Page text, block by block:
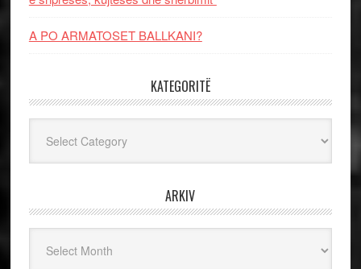
A PO ARMATOSET BALLKANI?
KATEGORITË
ARKIV